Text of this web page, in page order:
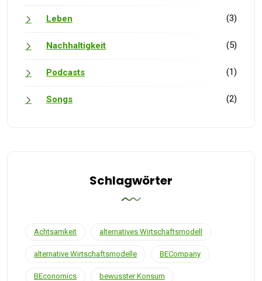
Leben (3)
Nachhaltigkeit (5)
Podcasts (1)
Songs (2)
Schlagwörter
Achtsamkeit alternatives Wirtschaftsmodell
alternative Wirtschaftsmodelle BECompany
BEconomics bewusster Konsum